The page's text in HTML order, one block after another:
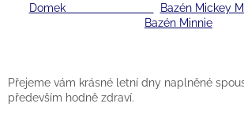
Domek
Bazén Mickey
Bazén Minnie
Přejeme vám krásné letní dny naplněné
především hodně zdraví.